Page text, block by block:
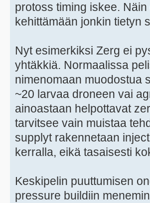
protoss timing iskee.
kehittämään jonkin tietyn
Nyt esimerkiksi Zerg ei
yhtäkkiä. Normaalissa
nimenomaan muodostua
~20 larvaa droneen vai
ainoastaan helpottavat
tarvitsee vain muistaa
supplyt rakennetaan
kerralla, eikä tasaisesti
Keskipelin puuttumisen
pressure buildiin